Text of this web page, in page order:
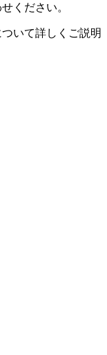
ください。
いて詳しくご説明